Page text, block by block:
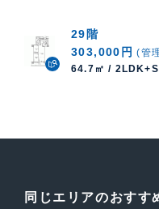
29階
303,000円 (管
64.7㎡ /
同じエリアのおすす